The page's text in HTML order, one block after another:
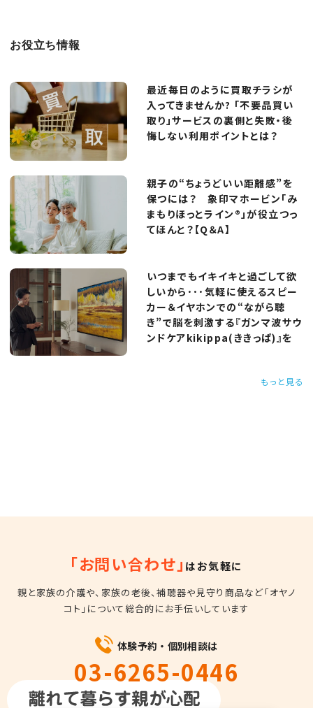
お役立ち情報
最近毎日のように買取チラシが
入ってきませんか? 「不要品買い
取り」サービスの裏側と失敗・後
悔しない利用ポイントとは？
親子の“ちょうどいい距離感”を
保つには？ 象印マホービン「み
まもりほっとライン®」が役立つっ
てほんと？【Q＆A】
いつまでもイキイキと過ごして欲
しいから･･･気軽に使えるスピー
カー＆イヤホンでの“ながら聴
き”で脳を刺激する『ガンマ波サウ
ンドケアkikippa(ききっぱ)』を
もっと見る
「お問い合わせ」 はお気軽に
親と家族の介護や、家族の老後、補聴器や見守り商品など「オヤノ
コト」について総合的にお手伝いしています
体験予約・個別相談は
03-6265-0446
平日10時～18時